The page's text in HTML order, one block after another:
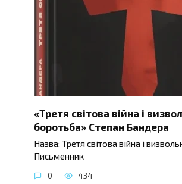
«Третя світова війна і
боротьба» Степан Бандера
Назва: Третя світова війна і
Письменник
0 434